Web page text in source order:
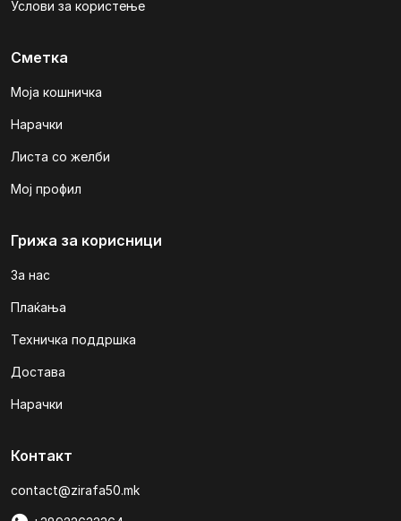
Услови за користење
Сметка
Моја кошничка
Нарачки
Листа со желби
Мој профил
Грижа за корисници
За нас
Плаќања
Техничка поддршка
Достава
Нарачки
Контакт
contact@zirafa50.mk